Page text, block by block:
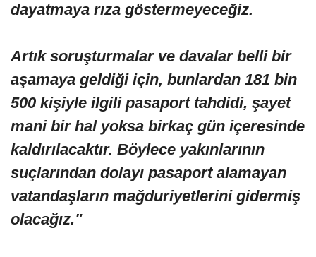
dayatmaya rıza göstermeyeceğiz.
Artık soruşturmalar ve davalar belli bir
aşamaya geldiği için, bunlardan 181 bin
500 kişiyle ilgili pasaport tahdidi, şayet
mani bir hal yoksa birkaç gün içeresinde
kaldırılacaktır. Böylece yakınlarının
suçlarından dolayı pasaport alamayan
vatandaşların mağduriyetlerini gidermiş
olacağız."